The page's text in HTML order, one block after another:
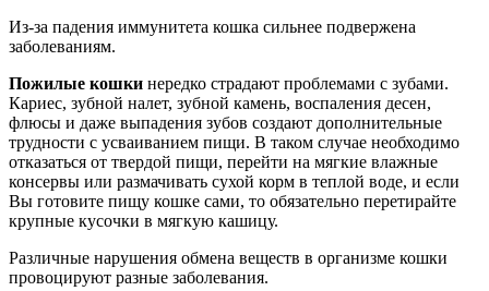
Из-за падения иммунитета кошка сильнее подвержена
заболеваниям.
Пожилые кошки нередко страдают проблемами с зубами.
Кариес, зубной налет, зубной камень, воспаления десен,
флюсы и даже выпадения зубов создают дополнительные
трудности с усваиванием пищи. В таком случае необходимо
отказаться от твердой пищи, перейти на мягкие влажные
консервы или размачивать сухой корм в теплой воде, и если
Вы готовите пищу кошке сами, то обязательно перетирайте
крупные кусочки в мягкую кашицу.
Различные нарушения обмена веществ в организме кошки
провоцируют разные заболевания.